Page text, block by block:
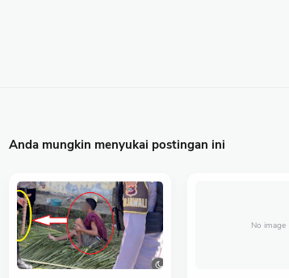
Anda mungkin menyukai postingan ini